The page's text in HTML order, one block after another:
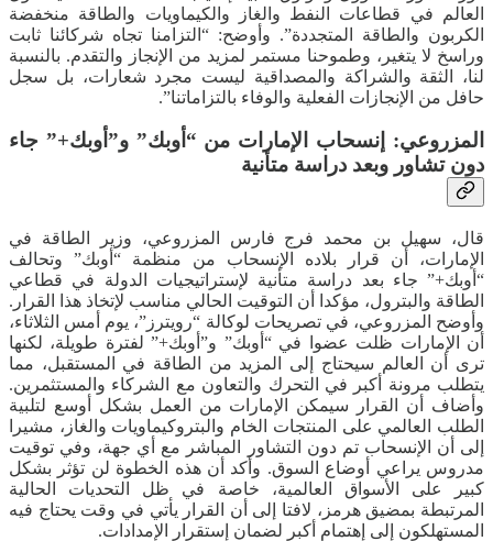
العالم في قطاعات النفط والغاز والكيماويات والطاقة منخفضة
الكربون والطاقة المتجددة”. وأوضح: “التزامنا تجاه شركائنا ثابت
وراسخ لا يتغير، وطموحنا مستمر لمزيد من الإنجاز والتقدم. بالنسبة
لنا، الثقة والشراكة والمصداقية ليست مجرد شعارات، بل سجل
حافل من الإنجازات الفعلية والوفاء بالتزاماتنا”.
المزروعي: إنسحاب الإمارات من “أوبك” و”أوبك+” جاء
دون تشاور وبعد دراسة متأنية
قال، سهيل بن محمد فرج فارس المزروعي، وزير الطاقة في
الإمارات، أن قرار بلاده الإنسحاب من منظمة “أوبك” وتحالف
“أوبك+” جاء بعد دراسة متأنية لإستراتيجيات الدولة في قطاعي
الطاقة والبترول، مؤكدا أن التوقيت الحالي مناسب لإتخاذ هذا القرار.
وأوضح المزروعي، في تصريحات لوكالة “رويترز”، يوم أمس الثلاثاء،
أن الإمارات ظلت عضوا في “أوبك” و”أوبك+” لفترة طويلة، لكنها
ترى أن العالم سيحتاج إلى المزيد من الطاقة في المستقبل، مما
يتطلب مرونة أكبر في التحرك والتعاون مع الشركاء والمستثمرين.
وأضاف أن القرار سيمكن الإمارات من العمل بشكل أوسع لتلبية
الطلب العالمي على المنتجات الخام والبتروكيماويات والغاز، مشيرا
إلى أن الإنسحاب تم دون التشاور المباشر مع أي جهة، وفي توقيت
مدروس يراعي أوضاع السوق. وأكد أن هذه الخطوة لن تؤثر بشكل
كبير على الأسواق العالمية، خاصة في ظل التحديات الحالية
المرتبطة بمضيق هرمز، لافتا إلى أن القرار يأتي في وقت يحتاج فيه
المستهلكون إلى إهتمام أكبر لضمان إستقرار الإمدادات.